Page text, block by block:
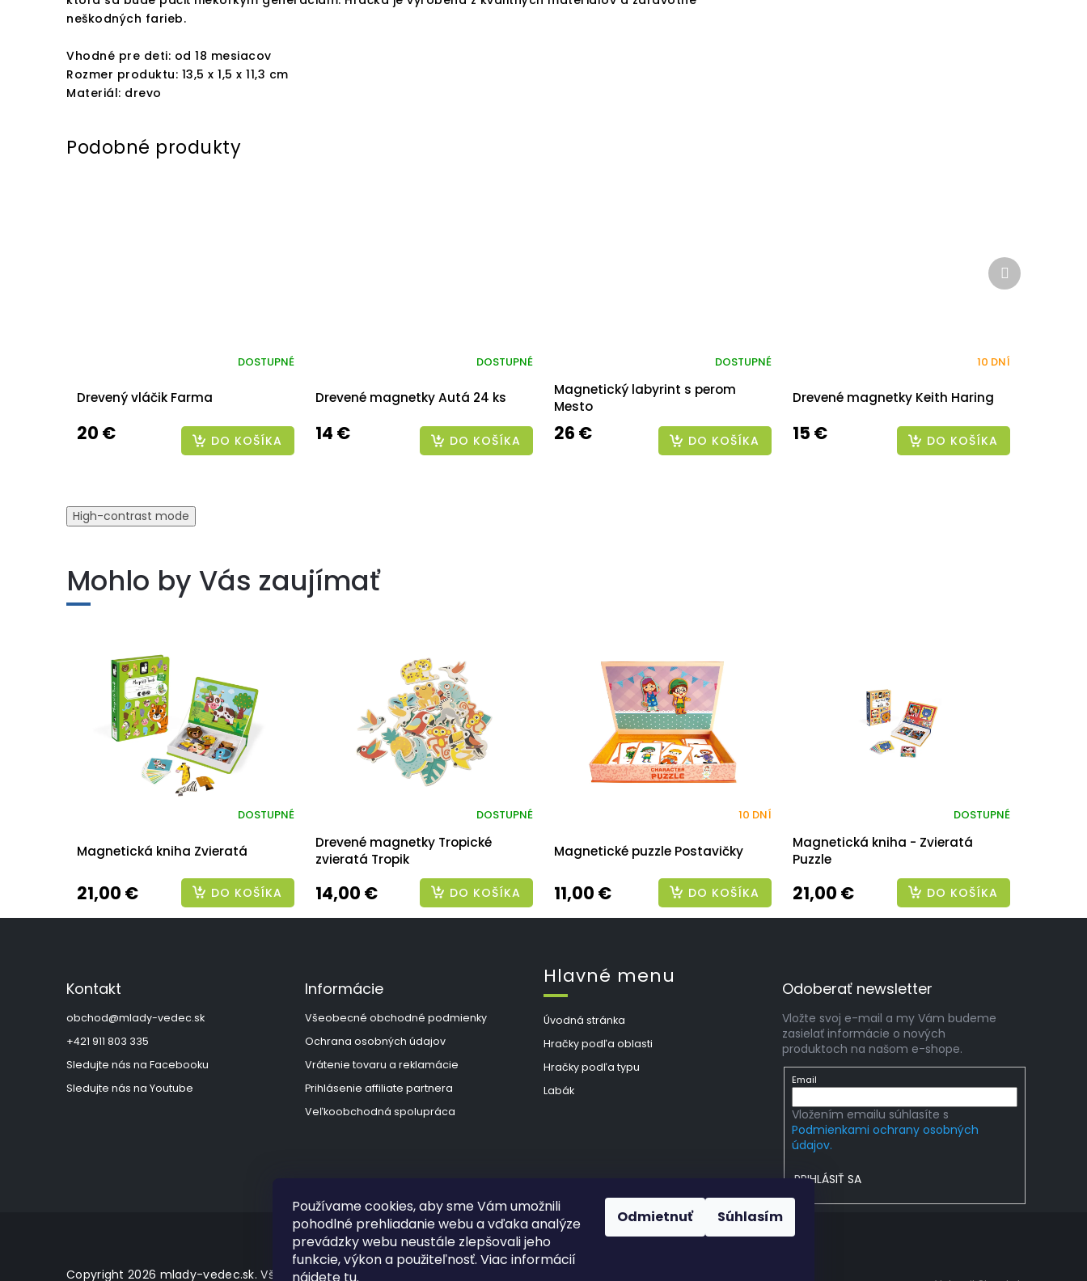
Používame cookies, aby sme Vám umožnili
pohodlné prehliadanie webu a vďaka analýze
prevádzky webu neustále zlepšovali jeho
funkcie, výkon a použiteľnosť. Viac informácií
Odmietnuť Súhlasím
neškodných farieb.
Vhodné pre deti: od 18 mesiacov
Rozmer produktu: 13,5 x 1,5 x 11,3 cm
Materiál: drevo
Drevený vláčik Farma
DOSTUPNÉ
20 € DO KOŠÍKA
Drevené magnetky Autá 24 ks
DOSTUPNÉ
14 € DO KOŠÍKA
Magnetický labyrint s perom
Mesto
DOSTUPNÉ
26 € DO KOŠÍKA
Drevené magnetky Keith Haring
10 DNÍ
15 € DO KOŠÍKA
Ďalší
produkt
High-contrast mode
Mohlo by Vás zaujímať
Magnetická kniha Zvieratá
DOSTUPNÉ
21,00 € DO KOŠÍKA
Drevené magnetky Tropické
zvieratá Tropik
DOSTUPNÉ
14,00 € DO KOŠÍKA
Magnetické puzzle Postavičky
10 DNÍ
11,00 € DO KOŠÍKA
Magnetická kniha - Zvieratá
Puzzle
DOSTUPNÉ
21,00 € DO KOŠÍKA
Kontakt
obchod@mlady-vedec.sk
+421 911 803 335
Sledujte nás na Facebooku
Sledujte nás na Youtube
Informácie
Všeobecné obchodné podmienky
Ochrana osobných údajov
Vrátenie tovaru a reklamácie
Prihlásenie affiliate partnera
Veľkoobchodná spolupráca
Hlavné menu
Úvodná stránka
Hračky podľa oblasti
Hračky podľa typu
Labák
Odoberať newsletter
Vložte svoj e-mail a my Vám budeme
zasielať informácie o nových
produktoch na našom e-shope.
Email
Vložením emailu súhlasíte s
Podmienkami ochrany osobných
údajov.
PRIHLÁSIŤ SA
Copyright 2026 mlady-vedec.sk. Všetky práva vyhradené.